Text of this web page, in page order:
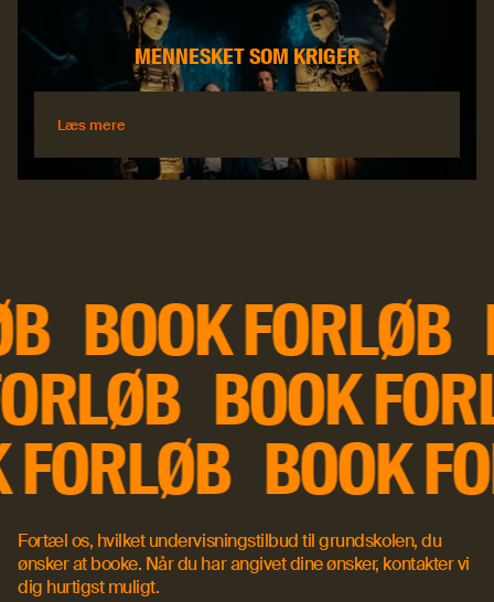
MENNESKET SOM KRIGER
Læs mere
BOOK FORLØB
BOOK
FORLØB BOOK
Fortæl os, hvilket undervisningstilbud til grundskolen, du
ønsker at booke. Når du har angivet dine ønsker, kontakter vi
dig hurtigst muligt.